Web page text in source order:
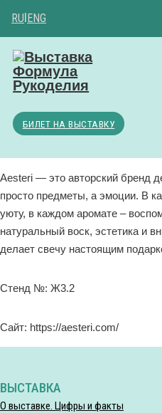
RU ENG
БИЛЕТ НА ВЫСТАВКУ
Aesteri — это авторский бренд
просто предметы, а эмоции. В
уюту, в каждом аромате –
натуральный воск, эстетика и
делает свечу настоящим
Стенд №: Ж3.2
Сайт: https://aesteri.com/
ВЫСТАВКА
О выставке. Цифры и факты